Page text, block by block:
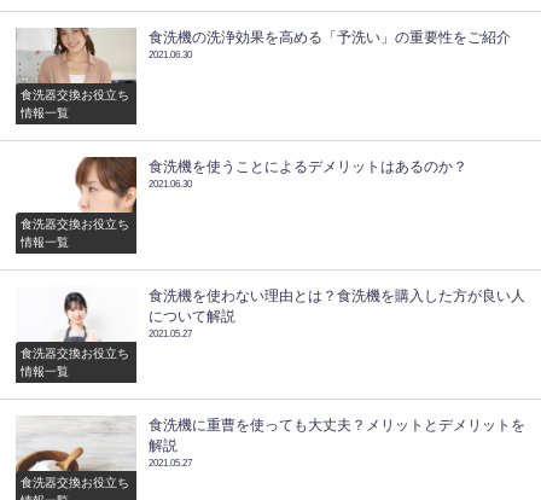
食洗器交換お役立ち
情報一覧
食洗機の洗浄効果を高める「予洗い」の重要性をご紹介
2021.06.30
食洗器交換お役立ち
情報一覧
食洗機を使うことによるデメリットはあるのか？
2021.06.30
食洗器交換お役立ち
情報一覧
食洗機を使わない理由とは？食洗機を購入した方が良い人
について解説
2021.05.27
食洗器交換お役立ち
食洗機に重曹を使っても大丈夫？メリットとデメリットを
解説
2021.05.27